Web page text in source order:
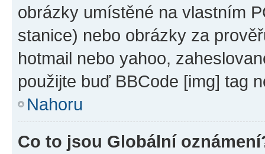
obrázky umístěné na vlastním
stanice) nebo obrázky za
hotmail nebo yahoo,
použijte buď BBCode [img] tag
Nahoru
Co to jsou Globální